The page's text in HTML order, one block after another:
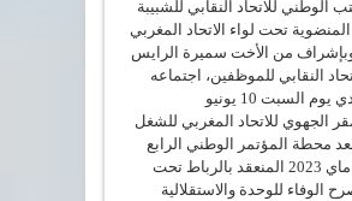
الوطني للاتحاد النقابي للشبيبة
تحت لواء الاتحاد المغربي
من الأخت سميرة الرايس
النقابي للموظفين، اجتماعه
الأول العادي يوم السبت 10 يونيو
بالمقر الجهوي للاتحاد المغربي للشغل
محطة المؤتمر الوطني الرابع
بتاريخ 14 ماي 2023 المنعقد بالرباط تحت
الوفاء للوحدة والاستقلالية